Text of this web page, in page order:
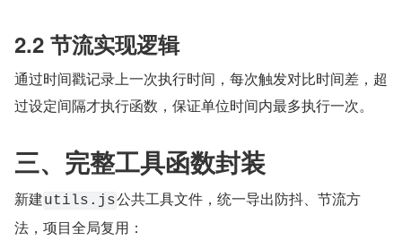
2.2 节流实现逻辑
通过时间戳记录上一次执行时间，每次触发对比时间差，超
过设定间隔才执行函数，保证单位时间内最多执行一次。
三、完整工具函数封装
新建utils.js公共工具文件，统一导出防抖、节流方
法，项目全局复用：